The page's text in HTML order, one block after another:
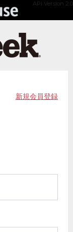
API Version 2.0
新規会員登録